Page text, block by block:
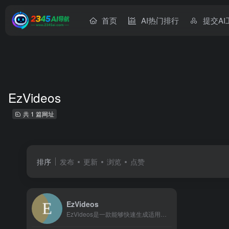
首页 AI热门排行 提交AI
EzVideos
共 1 篇网址
排序 发布 更新 浏览 点赞
EzVideos